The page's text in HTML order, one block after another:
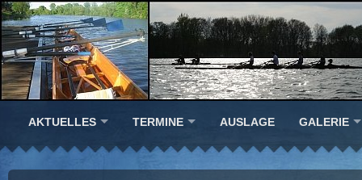
AKTUELLES TERMINE AUSLAGE GALERIE